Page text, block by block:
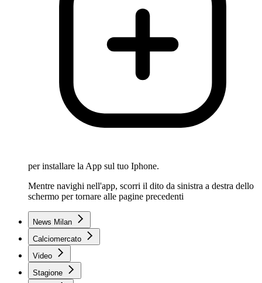
per installare la App sul tuo Iphone.
Mentre navighi nell'app, scorri il dito da sinistra a destra dello
schermo per tornare alle pagine precedenti
News Milan
Calciomercato
Video
Stagione